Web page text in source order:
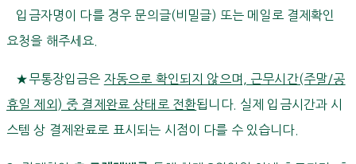
입금자명이 다를 경우 문의글(비밀글) 또는 메일로 결제확인
요청을 해주세요.
★무통장입금은 자동으로 확인되지 않으며, 근무시간(주말/공
휴일 제외) 중 결제완료 상태로 전환됩니다. 실제 입금시간과 시
스템 상 결제완료로 표시되는 시점이 다를 수 있습니다.